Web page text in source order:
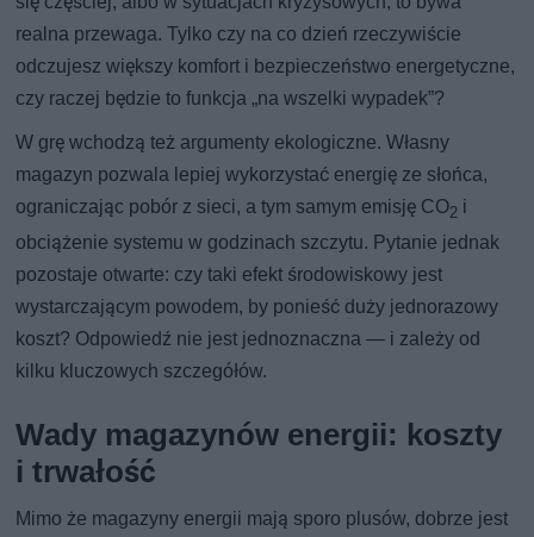
realna przewaga. Tylko czy na co dzień rzeczywiście
odczujesz większy komfort i bezpieczeństwo energetyczne,
czy raczej będzie to funkcja „na wszelki wypadek”?
W grę wchodzą też argumenty ekologiczne. Własny
magazyn pozwala lepiej wykorzystać energię ze słońca,
ograniczając pobór z sieci, a tym samym emisję CO2 i
obciążenie systemu w godzinach szczytu. Pytanie jednak
pozostaje otwarte: czy taki efekt środowiskowy jest
wystarczającym powodem, by ponieść duży jednorazowy
koszt? Odpowiedź nie jest jednoznaczna — i zależy od
kilku kluczowych szczegółów.
Wady magazynów energii: koszty
i trwałość
Mimo że magazyny energii mają sporo plusów, dobrze jest